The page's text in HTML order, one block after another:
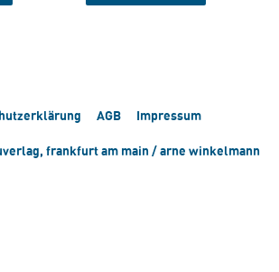
AGB Impressum
frankfurt am main / arne winkelmann